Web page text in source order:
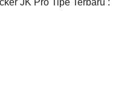
JK Pro Tipe Terbaru :